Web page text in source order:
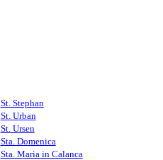
St. Stephan
St. Urban
St. Ursen
Sta. Domenica
Sta. Maria in Calanca